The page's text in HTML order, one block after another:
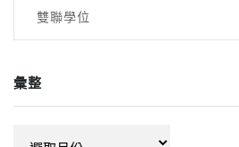
雙聯學位
彙整